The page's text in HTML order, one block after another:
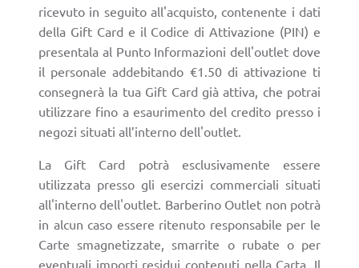
ricevuto in seguito all'acquisto, contenente i dati
della Gift Card e il Codice di Attivazione (PIN) e
presentala al Punto Informazioni dell'outlet dove
il personale addebitando €1.50 di attivazione ti
consegnerà la tua Gift Card già attiva, che potrai
utilizzare fino a esaurimento del credito presso i
negozi situati all’interno dell'outlet.
La Gift Card potrà esclusivamente essere
utilizzata presso gli esercizi commerciali situati
all'interno dell'outlet. Barberino Outlet non potrà
in alcun caso essere ritenuto responsabile per le
Carte smagnetizzate, smarrite o rubate o per
eventuali importi residui contenuti nella Carta. Il